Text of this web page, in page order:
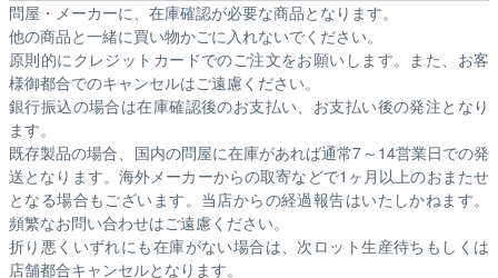
問屋・メーカーに、在庫確認が必要な商品となります。
他の商品と一緒に買い物かごに入れないでください。
原則的にクレジットカードでのご注文をお願いします。また、お客
様御都合でのキャンセルはご遠慮ください。
銀行振込の場合は在庫確認後のお支払い、お支払い後の発注となり
ます。
既存製品の場合、国内の問屋に在庫があれば通常7～14営業日での発
送となります。海外メーカーからの取寄などで1ヶ月以上のおまたせ
となる場合もございます。 当店からの経過報告はいたしかねます。
頻繁なお問い合わせはご遠慮ください。
折り悪くいずれにも在庫がない場合は、次ロット生産待ちもしくは
店舗都合キャンセルとなります。